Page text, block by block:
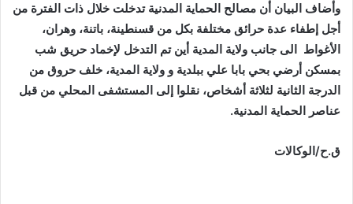
وأضاف البيان أن مصالح الحماية المدنية تدخلت خلال ذات الفترة من
أجل إطفاء عدة حرائق مختلفة بكل من قسنطينة، باتنة، وهران،
الأغواط الى جانب ولاية المدية أين تم التدخل لإخماد حريق شب
بمسكن أرضي بحي بابا علي ببلدية و ولاية المدية، خلف حروق من
الدرجة الثانية لثلاثة أشخاص، نقلوا إلى المستشفى المحلي من قبل
عناصر الحماية المدنية.
ق.ح/الوكالات